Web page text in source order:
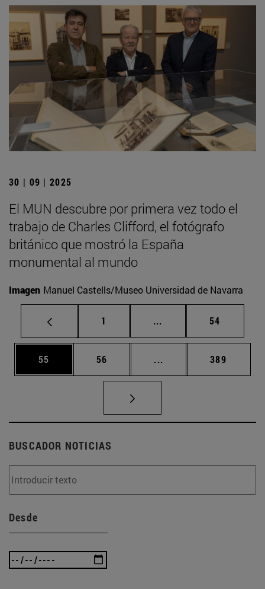
30 | 09 | 2025
El MUN descubre por primera vez todo el
trabajo de Charles Clifford, el fotógrafo
británico que mostró la España
monumental al mundo
Imagen Manuel Castells/Museo Universidad de Navarra
Página
1 ... Páginas intermedias
Página
54
Página
55 Página
56 ... Páginas intermedias
Página
389
BUSCADOR NOTICIAS
Desde